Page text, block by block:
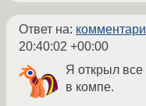
Ответ на:
20:40:02 +00:00
Я открыл все
в компе.